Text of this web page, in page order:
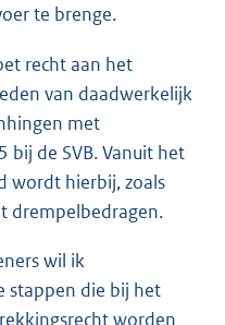
te brenge.
recht aan het
van daadwerkelijk
met
de SVB. Vanuit het
wordt hierbij, zoals
drempelbedragen.
wil ik
stappen die bij het
worden